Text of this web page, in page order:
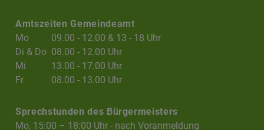
Amtszeiten Gemeindeamt
Mo
09.00 - 12.00 & 13 - 18 Uhr
Di & Do 08.00 - 12.00 Uhr
Mi
13.00 - 17.00 Uhr
Fr
08.00 - 13.00 Uhr
Sprechstunden des Bürgermeisters
Mo, 15:00 – 18:00 Uhr - nach Voranmeldung